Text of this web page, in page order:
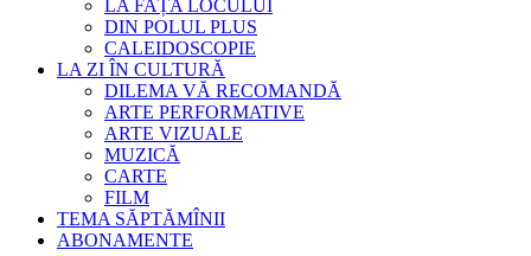
LA FAȚA LOCULUI
DIN POLUL PLUS
CALEIDOSCOPIE
LA ZI ÎN CULTURĂ
DILEMA VĂ RECOMANDĂ
ARTE PERFORMATIVE
ARTE VIZUALE
MUZICĂ
CARTE
FILM
TEMA SĂPTĂMÎNII
ABONAMENTE